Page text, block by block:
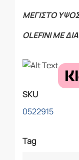
ΜΕΓΙΣΤΟ
OLEFINI ΜΕ
SKU
0522915
Tag